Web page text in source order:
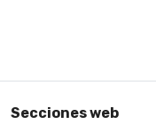
Secciones web